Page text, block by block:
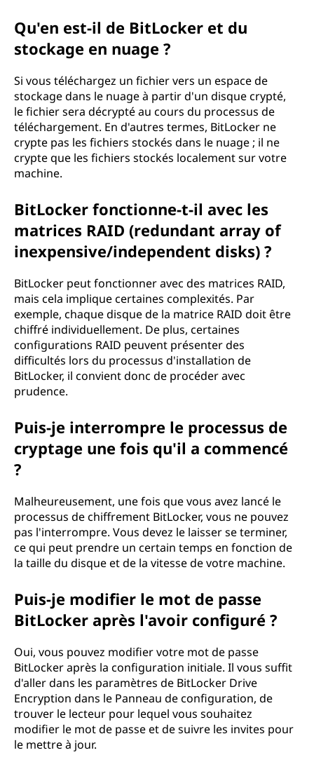
Qu'en est-il de BitLocker et du
stockage en nuage ?
Si vous téléchargez un fichier vers un espace de
stockage dans le nuage à partir d'un disque crypté,
le fichier sera décrypté au cours du processus de
téléchargement. En d'autres termes, BitLocker ne
crypte pas les fichiers stockés dans le nuage ; il ne
crypte que les fichiers stockés localement sur votre
machine.
BitLocker fonctionne-t-il avec les
matrices RAID (redundant array of
inexpensive/independent disks) ?
BitLocker peut fonctionner avec des matrices RAID,
mais cela implique certaines complexités. Par
exemple, chaque disque de la matrice RAID doit être
chiffré individuellement. De plus, certaines
configurations RAID peuvent présenter des
difficultés lors du processus d'installation de
BitLocker, il convient donc de procéder avec
prudence.
Puis-je interrompre le processus de
cryptage une fois qu'il a commencé
?
Malheureusement, une fois que vous avez lancé le
processus de chiffrement BitLocker, vous ne pouvez
pas l'interrompre. Vous devez le laisser se terminer,
ce qui peut prendre un certain temps en fonction de
la taille du disque et de la vitesse de votre machine.
Puis-je modifier le mot de passe
BitLocker après l'avoir configuré ?
Oui, vous pouvez modifier votre mot de passe
BitLocker après la configuration initiale. Il vous suffit
d'aller dans les paramètres de BitLocker Drive
Encryption dans le Panneau de configuration, de
trouver le lecteur pour lequel vous souhaitez
modifier le mot de passe et de suivre les invites pour
le mettre à jour.